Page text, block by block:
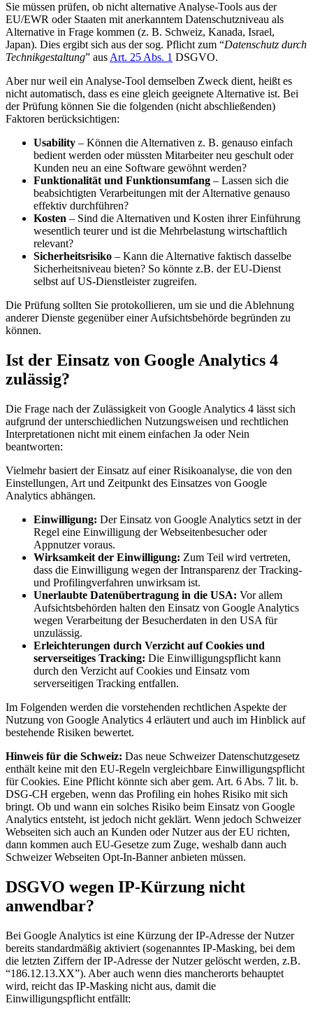
Sie müssen prüfen, ob nicht alternative Analyse-Tools aus der
EU/EWR oder Staaten mit anerkanntem Datenschutzniveau als
Alternative in Frage kommen (z. B. Schweiz, Kanada, Israel,
Japan). Dies ergibt sich aus der sog. Pflicht zum “Datenschutz durch
Technikgestaltung” aus Art. 25 Abs. 1 DSGVO.
Aber nur weil ein Analyse-Tool demselben Zweck dient, heißt es
nicht automatisch, dass es eine gleich geeignete Alternative ist. Bei
der Prüfung können Sie die folgenden (nicht abschließenden)
Faktoren berücksichtigen:
Usability – Können die Alternativen z. B. genauso einfach
bedient werden oder müssten Mitarbeiter neu geschult oder
Kunden neu an eine Software gewöhnt werden?
Funktionalität und Funktionsumfang – Lassen sich die
beabsichtigten Verarbeitungen mit der Alternative genauso
effektiv durchführen?
Kosten – Sind die Alternativen und Kosten ihrer Einführung
wesentlich teurer und ist die Mehrbelastung wirtschaftlich
relevant?
Sicherheitsrisiko – Kann die Alternative faktisch dasselbe
Sicherheitsniveau bieten? So könnte z.B. der EU-Dienst
selbst auf US-Dienstleister zugreifen.
Die Prüfung sollten Sie protokollieren, um sie und die Ablehnung
anderer Dienste gegenüber einer Aufsichtsbehörde begründen zu
können.
Ist der Einsatz von Google Analytics 4
zulässig?
Die Frage nach der Zulässigkeit von Google Analytics 4 lässt sich
aufgrund der unterschiedlichen Nutzungsweisen und rechtlichen
Interpretationen nicht mit einem einfachen Ja oder Nein
beantworten:
Vielmehr basiert der Einsatz auf einer Risikoanalyse, die von den
Einstellungen, Art und Zeitpunkt des Einsatzes von Google
Analytics abhängen.
Einwilligung: Der Einsatz von Google Analytics setzt in der
Regel eine Einwilligung der Webseitenbesucher oder
Appnutzer voraus.
Wirksamkeit der Einwilligung: Zum Teil wird vertreten,
dass die Einwilligung wegen der Intransparenz der Tracking-
und Profilingverfahren unwirksam ist.
Unerlaubte Datenübertragung in die USA: Vor allem
Aufsichtsbehörden halten den Einsatz von Google Analytics
wegen Verarbeitung der Besucherdaten in den USA für
unzulässig.
Erleichterungen durch Verzicht auf Cookies und
serverseitiges Tracking: Die Einwilligungspflicht kann
durch den Verzicht auf Cookies und Einsatz vom
serverseitigen Tracking entfallen.
Im Folgenden werden die vorstehenden rechtlichen Aspekte der
Nutzung von Google Analytics 4 erläutert und auch im Hinblick auf
bestehende Risiken bewertet.
Hinweis für die Schweiz: Das neue Schweizer Datenschutzgesetz
enthält keine mit den EU-Regeln vergleichbare Einwilligungspflicht
für Cookies. Eine Pflicht könnte sich aber gem. Art. 6 Abs. 7 lit. b.
DSG-CH ergeben, wenn das Profiling ein hohes Risiko mit sich
bringt. Ob und wann ein solches Risiko beim Einsatz von Google
Analytics entsteht, ist jedoch nicht geklärt. Wenn jedoch Schweizer
Webseiten sich auch an Kunden oder Nutzer aus der EU richten,
dann kommen auch EU-Gesetze zum Zuge, weshalb dann auch
Schweizer Webseiten Opt-In-Banner anbieten müssen.
DSGVO wegen IP-Kürzung nicht
anwendbar?
Bei Google Analytics ist eine Kürzung der IP-Adresse der Nutzer
bereits standardmäßig aktiviert (sogenanntes IP-Masking, bei dem
die letzten Ziffern der IP-Adresse der Nutzer gelöscht werden, z.B.
“186.12.13.XX”). Aber auch wenn dies mancherorts behauptet
wird, reicht das IP-Masking nicht aus, damit die
Einwilligungspflicht entfällt: